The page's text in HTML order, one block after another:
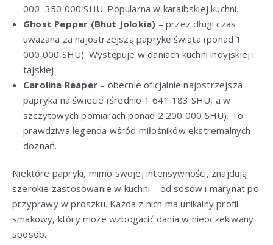
000–350 000 SHU. Popularna w karaibskiej kuchni.
Ghost Pepper (Bhut Jolokia) – przez długi czas
uważana za najostrzejszą paprykę świata (ponad 1
000 000 SHU). Występuje w daniach kuchni indyjskiej i
tajskiej.
Carolina Reaper – obecnie oficjalnie najostrzejsza
papryka na świecie (średnio 1 641 183 SHU, a w
szczytowych pomiarach ponad 2 200 000 SHU). To
prawdziwa legenda wśród miłośników ekstremalnych
doznań.
Niektóre papryki, mimo swojej intensywności, znajdują
szerokie zastosowanie w kuchni – od sosów i marynat po
przyprawy w proszku. Każda z nich ma unikalny profil
smakowy, który może wzbogacić dania w nieoczekiwany
sposób.